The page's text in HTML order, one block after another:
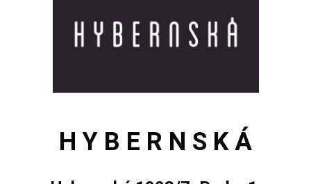
H Y B E R N S K Á